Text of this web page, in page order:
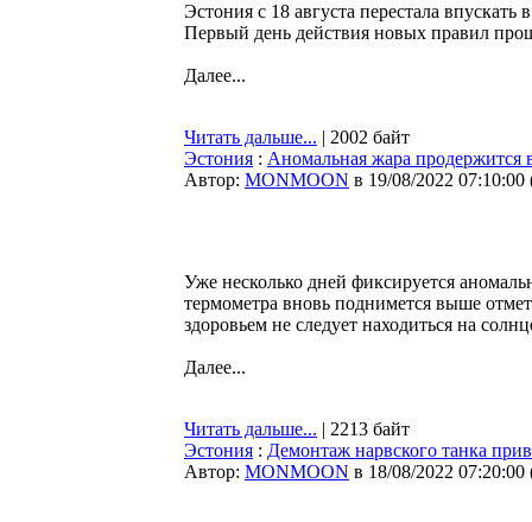
Эстония с 18 августа перестала
Первый день действия новых правил
Далее...
Читать дальше... | 2002 байт
Эстония : Аномальная жара
Автор: MONMOON в 19/08/2022 07:10:00
Уже несколько дней фиксируется
термометра вновь поднимется выше
здоровьем не следует находиться на
Далее...
Читать дальше... | 2213 байт
Эстония : Демонтаж нарвского танка
Автор: MONMOON в 18/08/2022 07:20:00